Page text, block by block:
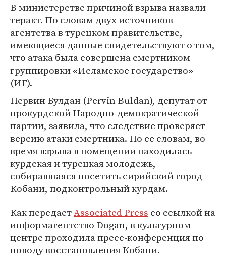
В министерстве причиной взрыва назвали
теракт. По словам двух источников
агентства в турецком правительстве,
имеющиеся данные свидетельствуют о том,
что атака была совершена смертником
группировки «Исламское государство»
(ИГ).
Первин Булдан (Pervin Buldan), депутат от
прокурдской Народно-демократической
партии, заявила, что следствие проверяет
версию атаки смертника. По ее словам, во
время взрыва в помещении находилась
курдская и турецкая молодежь,
собиравшаяся посетить сирийский город
Кобани, подконтрольный курдам.
Как передаетAssociated Press со ссылкой на
информагентство Dogan, в культурном
центре проходила пресс-конференция по
поводу восстановления Кобани.